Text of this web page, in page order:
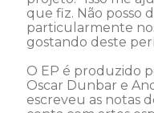
que fiz. Não posso
particularmente
gostando deste
O EP é produzido
Oscar Dunbar e
escreveu as notas